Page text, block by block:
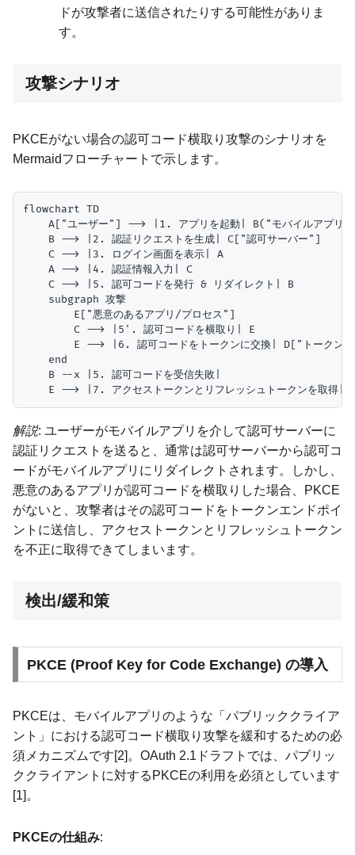
ドが攻撃者に送信されたりする可能性がありま
す。
攻撃シナリオ
PKCEがない場合の認可コード横取り攻撃のシナリオを
Mermaidフローチャートで示します。
flowchart TD
A["ユーザー"] --> |1. アプリを起動| B("モバイルアプリ
    B --> |2. 認証リクエストを生成| C["認可サーバー"]
    C --> |3. ログイン画面を表示| A
    A --> |4. 認証情報入力| C
    C --> |5. 認可コードを発行 & リダイレクト| B
    subgraph 攻撃
        E["悪意のあるアプリ/プロセス"]
        C --> |5'. 認可コードを横取り| E
E --> |6. 認可コードをトークンに交換| D["トークンエ
    end
    B --x |5. 認可コードを受信失敗|
解説: ユーザーがモバイルアプリを介して認可サーバーに
認証リクエストを送ると、通常は認可サーバーから認可コ
ードがモバイルアプリにリダイレクトされます。しかし、
悪意のあるアプリが認可コードを横取りした場合、PKCE
がないと、攻撃者はその認可コードをトークンエンドポイ
ントに送信し、アクセストークンとリフレッシュトークン
を不正に取得できてしまいます。
検出/緩和策
PKCE (Proof Key for Code Exchange) の導入
PKCEは、モバイルアプリのような「パブリッククライア
ント」における認可コード横取り攻撃を緩和するための必
須メカニズムです[2]。OAuth 2.1ドラフトでは、パブリッ
ククライアントに対するPKCEの利用を必須としています
[1]。
PKCEの仕組み: